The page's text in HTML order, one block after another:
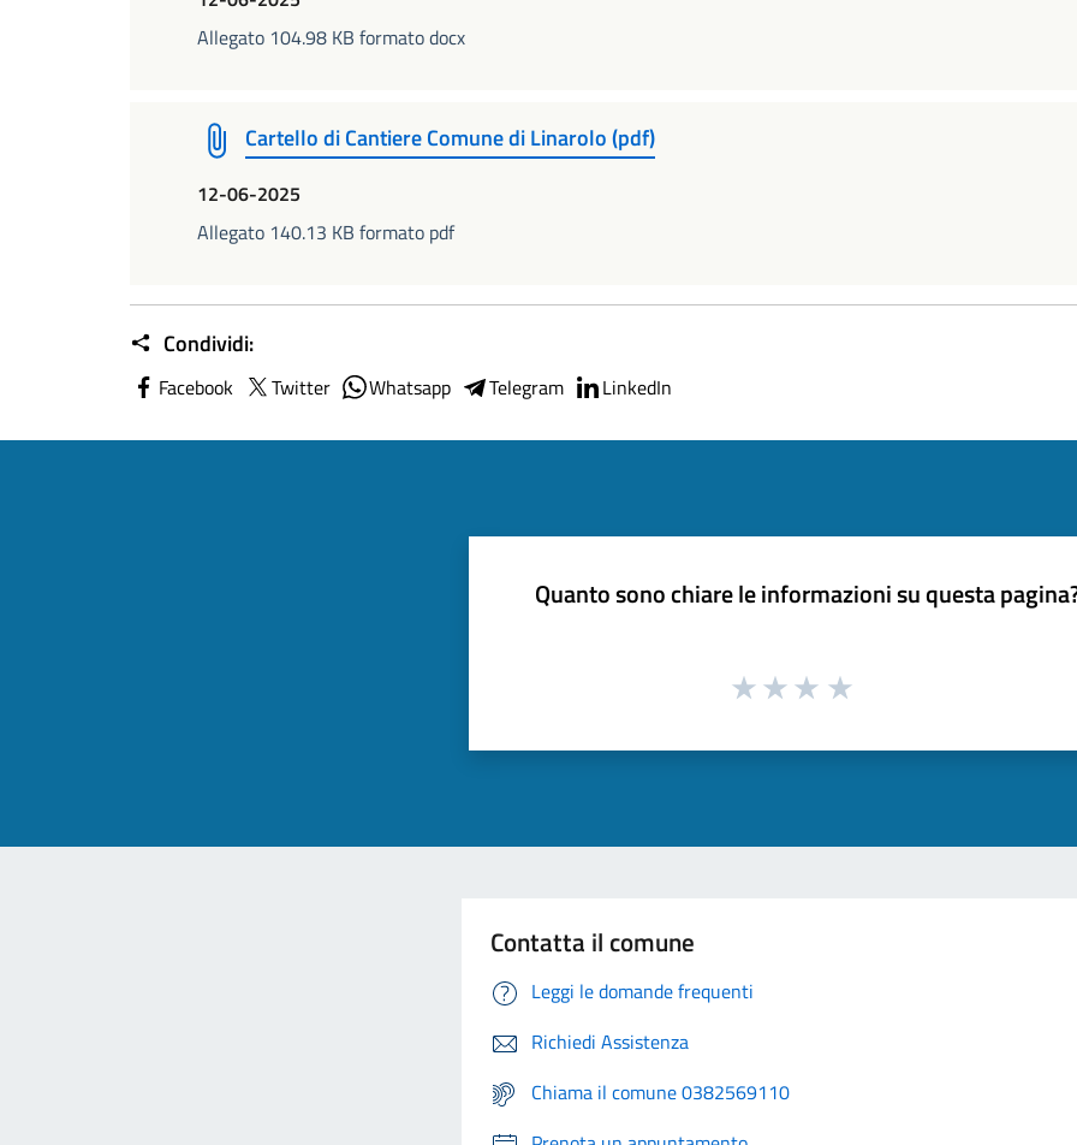
Allegato 104.98 KB formato docx
Cartello di Cantiere Comune di Linarolo (pdf)
12-06-2025
Allegato 140.13 KB formato pdf
Condividi:
Facebook Twitter Whatsapp Telegram LinkedIn
Quanto sono chiare le informazioni su questa
Contatta il comune
Leggi le domande frequenti
Richiedi Assistenza
Chiama il comune 0382569110